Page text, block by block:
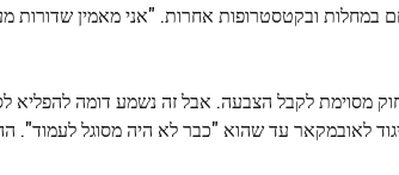
במחלות ובקטסטרופות אחרות. "אני מאמין שדורות
מסוימת לקבל הצבעה. אבל זה נשמע דומה להפליא
לדבר בניגוד לאובמקאר עד שהוא "כבר לא היה מסוגל